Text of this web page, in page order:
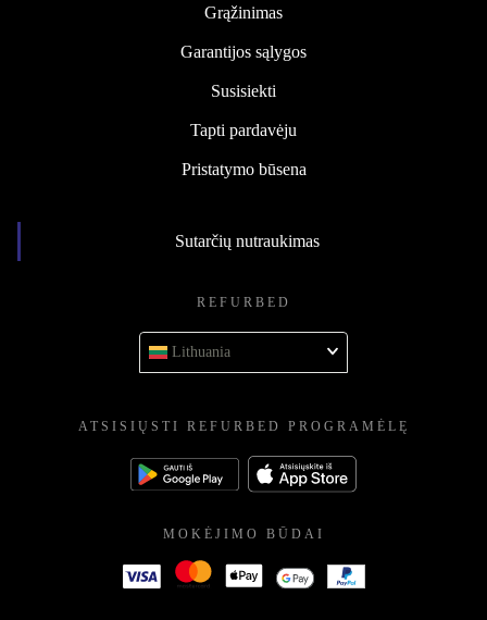
Grąžinimas
Garantijos sąlygos
Susisiekti
Tapti pardavėju
Pristatymo būsena
Sutarčių nutraukimas
REFURBED
Lithuania
ATSISIŲSTI REFURBED PROGRAMĖLĘ
MOKĖJIMO BŪDAI